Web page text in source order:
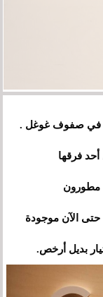
في صفوف غوغل .
فرقها
مطورون
الآن موجودة
بديل أرخص.